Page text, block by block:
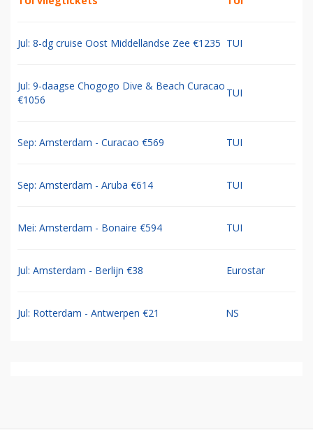
Jul: 8-dg cruise Oost Middellandse Zee €1235 TUI
Jul: 9-daagse Chogogo Dive & Beach Curacao
€1056
TUI
Sep: Amsterdam - Curacao €569 TUI
Sep: Amsterdam - Aruba €614 TUI
Mei: Amsterdam - Bonaire €594 TUI
Jul: Amsterdam - Berlijn €38 Eurostar
Jul: Rotterdam - Antwerpen €21 NS